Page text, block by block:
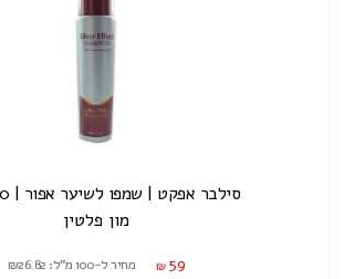
סילבר אפקט | שמפו לשיער אפור | 220 מ"ל
מון פלטין
₪ 59 מחיר ל-100 מ"ל: ₪26.82